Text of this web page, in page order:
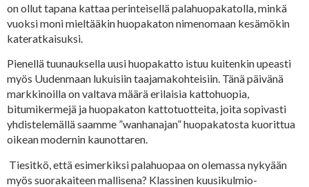
on ollut tapana kattaa perinteisellä palahuopakatolla, minkä
vuoksi moni mieltääkin huopakaton nimenomaan kesämökin
kateratkaisuksi.
Pienellä tuunauksella uusi huopakatto istuu kuitenkin upeasti
myös Uudenmaan lukuisiin taajamakohteisiin. Tänä päivänä
markkinoilla on valtava määrä erilaisia kattohuopia,
bitumikermejä ja huopakaton kattotuotteita, joita sopivasti
yhdistelemällä saamme ”wanhanajan” huopakatosta kuorittua
oikean modernin kaunottaren.
Tiesitkö, että esimerkiksi palahuopaa on olemassa nykyään
myös suorakaiteen mallisena? Klassinen kuusikulmio-